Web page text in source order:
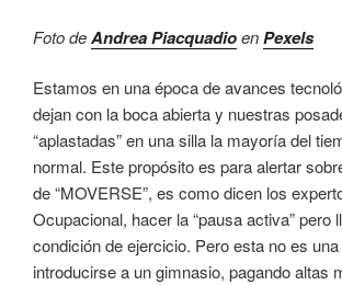
Foto deAndrea PiacquadioenPexels
Estamos en una época de avances
dejan con la boca abierta y nuestras
“aplastadas” en una silla la mayoría del
normal. Este propósito es para alertar
de “MOVERSE”, es como dicen los
Ocupacional, hacer la “pausa activa” pero
condición de ejercicio. Pero esta no es
introducirse a un gimnasio, pagando altas